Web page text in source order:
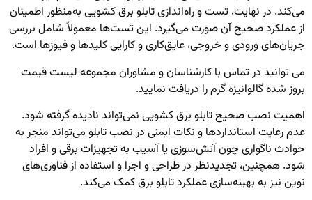
می‌کند. در نهایت، تست و راه‌اندازی تابلو برق کشویی به‌منظور اطمینان
از عملکرد صحیح آن صورت می‌گیرد. این تست‌ها معمولاً شامل بررسی
جریان‌های ورودی و خروجی، عایق‌کاری و کارایی کلیدها و فیوزها است.
می توانید در تماس با کارشناسان و مشاوران مجموعه لیست قیمت
بروز شدهگالوانیزه گرمرا دریافت نمایید.
اهمیت نصب صحیح تابلو برق کشویی نمی‌تواند نادیده گرفته شود.
عدم رعایت استانداردها و نکات ایمنی در نصب تابلو می‌تواند منجر به
حوادث ناگواری چون آتش‌سوزی یا آسیب به تجهیزات برقی و افراد
شود. همچنین، تجدیدنظر در طراحی و اجرا و استفاده از فناوری‌های
نوین نیز به بهینه‌سازی عملکرد تابلو برق کمک می‌کند.